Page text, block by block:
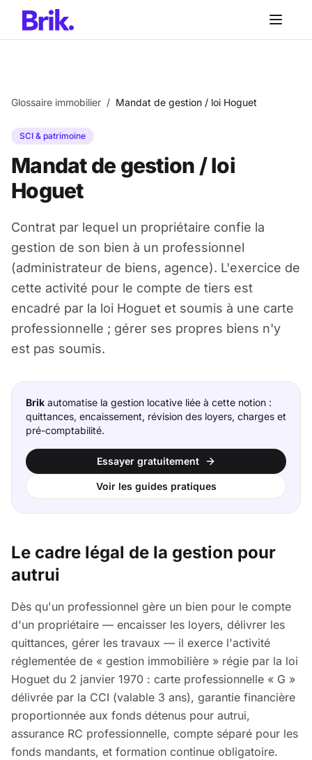
Aller au contenu principal
Aller au contenu principal
Glossaire immobilier / Mandat de gestion / loi Hoguet
SCI & patrimoine
Mandat de gestion / loi
Hoguet
Contrat par lequel un propriétaire confie la
gestion de son bien à un professionnel
(administrateur de biens, agence). L'exercice de
cette activité pour le compte de tiers est
encadré par la loi Hoguet et soumis à une carte
professionnelle ; gérer ses propres biens n'y
est pas soumis.
Brik automatise la gestion locative liée à cette notion :
quittances, encaissement, révision des loyers, charges et
pré-comptabilité.
Essayer gratuitement
Voir les guides pratiques
Le cadre légal de la gestion pour
autrui
Dès qu'un professionnel gère un bien pour le compte
d'un propriétaire — encaisser les loyers, délivrer les
quittances, gérer les travaux — il exerce l'activité
réglementée de « gestion immobilière » régie par la loi
Hoguet du 2 janvier 1970 : carte professionnelle « G »
délivrée par la CCI (valable 3 ans), garantie financière
proportionnée aux fonds détenus pour autrui,
assurance RC professionnelle, compte séparé pour les
fonds mandants, et formation continue obligatoire.